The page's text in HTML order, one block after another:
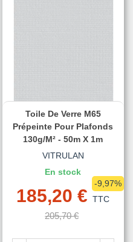
Toile De Verre M65
Prépeinte Pour Plafonds
130g/m² - 50m X 1m
VITRULAN
En stock
185,20 € TTC
205,70 €
-9,97%